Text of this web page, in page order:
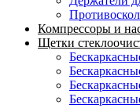
Компрессоры и
Щетки